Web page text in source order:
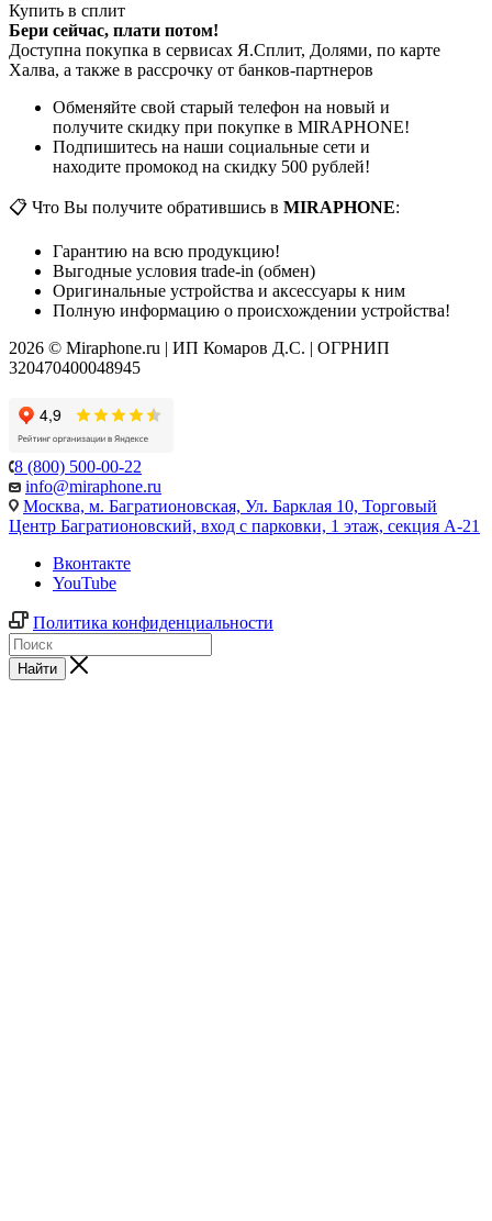
Купить в сплит
Бери сейчас, плати потом!
Доступна покупка в сервисах Я.Сплит, Долями, по карте
Халва, а также в рассрочку от банков-партнеров
Обменяйте свой старый телефон на новый и
получите скидку при покупке в MIRAPHONE!
Подпишитесь на наши социальные сети и
находите промокод на скидку 500 рублей!
📋 Что Вы получите обратившись в MIRAPHONE:
Гарантию на всю продукцию!
Выгодные условия trade-in (обмен)
Оригинальные устройства и аксессуары к ним
Полную информацию о происхождении устройства!
2026 © Miraphone.ru | ИП Комаров Д.С. | ОГРНИП
320470400048945
8 (800) 500-00-22
info@miraphone.ru
Москва, м. Багратионовская, Ул. Барклая 10, Торговый
Центр Багратионовский, вход с парковки, 1 этаж, секция А-21
Вконтакте
YouTube
Политика конфиденциальности
Найти